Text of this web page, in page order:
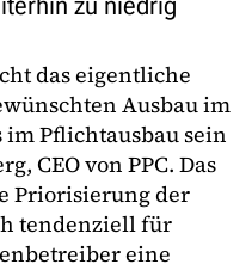
das eigentliche
Ausbau im
Pflichtausbau sein
CEO von PPC. Das
Priorisierung der
tendenziell für
eine